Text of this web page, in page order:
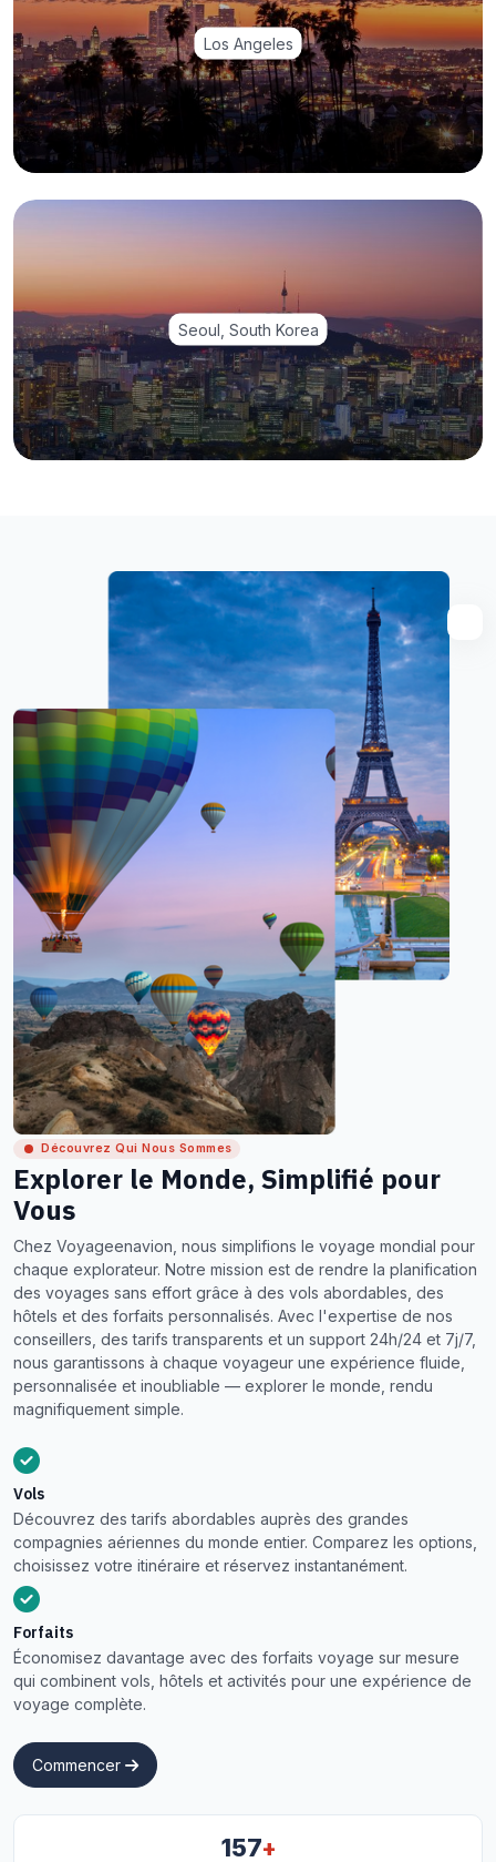
Los Angeles
Seoul, South Korea
Découvrez Qui Nous Sommes
Explorer le Monde, Simplifié pour
Vous
Chez Voyageenavion, nous simplifions le voyage mondial pour
chaque explorateur. Notre mission est de rendre la planification
des voyages sans effort grâce à des vols abordables, des
hôtels et des forfaits personnalisés. Avec l'expertise de nos
conseillers, des tarifs transparents et un support 24h/24 et 7j/7,
nous garantissons à chaque voyageur une expérience fluide,
personnalisée et inoubliable — explorer le monde, rendu
magnifiquement simple.
Vols
Découvrez des tarifs abordables auprès des grandes
compagnies aériennes du monde entier. Comparez les options,
choisissez votre itinéraire et réservez instantanément.
Forfaits
Économisez davantage avec des forfaits voyage sur mesure
qui combinent vols, hôtels et activités pour une expérience de
voyage complète.
Commencer
157+